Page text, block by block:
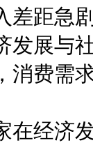
差距急
发展与
消费需
经济发